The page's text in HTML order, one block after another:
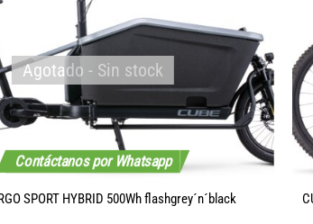
Contáctanos por Whatsapp
Agotado - Sin stock
SPORT HYBRID 500Wh flashgrey´n´black